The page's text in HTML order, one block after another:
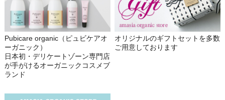
Pubicare organic（ピュビケアオ
ーガニック）
日本初・デリケートゾーン専門店
が手がけるオーガニックコスメブ
ランド
オリジナルのギフトセットを多数
ご用意しております